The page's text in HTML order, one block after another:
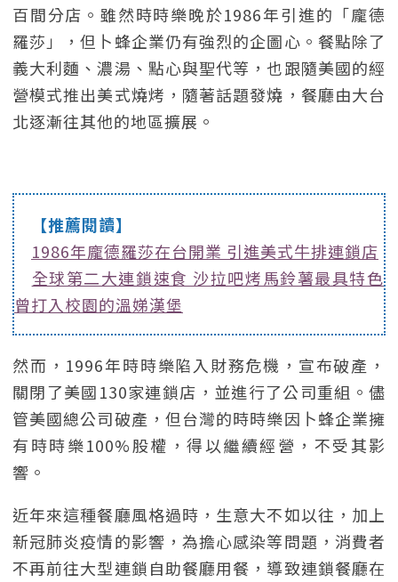
百間分店。雖然時時樂晚於1986年引進的「龐德
羅莎」，但卜蜂企業仍有強烈的企圖心。餐點除了
義大利麵、濃湯、點心與聖代等，也跟隨美國的經
營模式推出美式燒烤，隨著話題發燒，餐廳由大台
北逐漸往其他的地區擴展。
【推薦閱讀】
1986年龐德羅莎在台開業 引進美式牛排連鎖店
全球第二大連鎖速食 沙拉吧烤馬鈴薯最具特色
曾打入校園的溫娣漢堡
然而，1996年時時樂陷入財務危機，宣布破產，
關閉了美國130家連鎖店，並進行了公司重組。儘
管美國總公司破產，但台灣的時時樂因卜蜂企業擁
有時時樂100%股權，得以繼續經營，不受其影
響。
近年來這種餐廳風格過時，生意大不如以往，加上
新冠肺炎疫情的影響，為擔心感染等問題，消費者
不再前往大型連鎖自助餐廳用餐，導致連鎖餐廳在